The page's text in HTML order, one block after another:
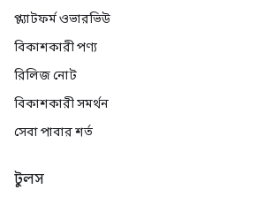
প্ল্যাটফর্ম ওভারভিউ
বিকাশকারী পণ্য
রিলিজ নোট
বিকাশকারী সমর্থন
সেবা পাবার শর্ত
টুলস